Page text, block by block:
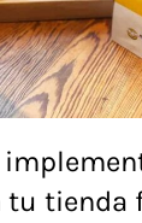
tu tienda